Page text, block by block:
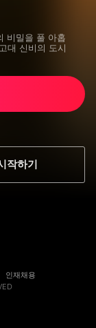
비밀을 풀 아홉
대 신비의 도시
작하기
인재채용